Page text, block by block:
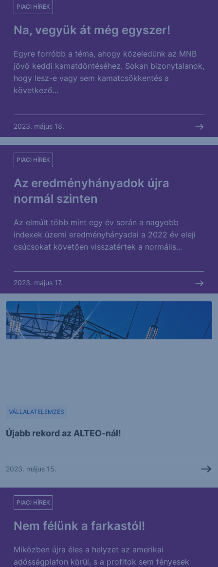
Na, vegyük át még egyszer!
PIACI HÍREK
Egyre forróbb a téma, ahogy közeledünk az MNB
jövő keddi kamatdöntéséhez. Sokan bizonytalanok,
hogy lesz-e vagy sem kamatcsökkentés a
következő...
2023. május 18.
Az eredményhányadok újra
normál szinten
PIACI HÍREK
Az elmúlt több mint egy év során a nagyobb
indexek üzemi eredményhányadai a 2022 év eleji
csúcsokat követően visszatértek a normális...
2023. május 17.
Újabb rekord az ALTEO-nál!
VÁLLALATELEMZÉS
2023. május 15.
Nem félünk a farkastól!
PIACI HÍREK
Miközben újra éles a helyzet az amerikai
adósságplafon körül, s a profitok sem fényesek